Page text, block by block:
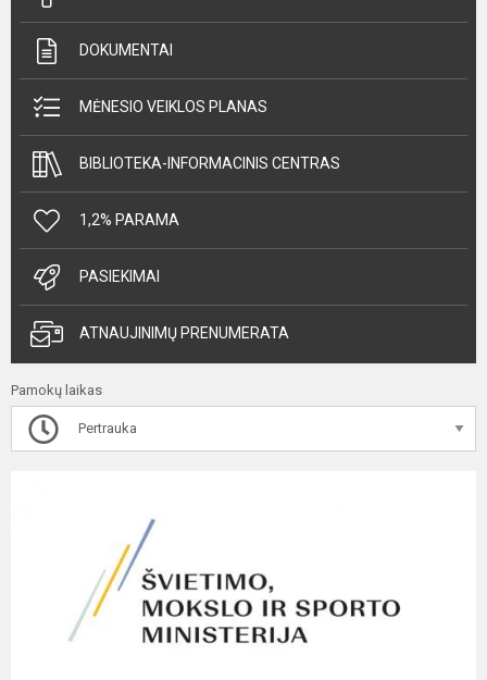
DOKUMENTAI
MĖNESIO VEIKLOS PLANAS
BIBLIOTEKA-INFORMACINIS CENTRAS
1,2% PARAMA
PASIEKIMAI
ATNAUJINIMŲ PRENUMERATA
Pamokų laikas
Pertrauka